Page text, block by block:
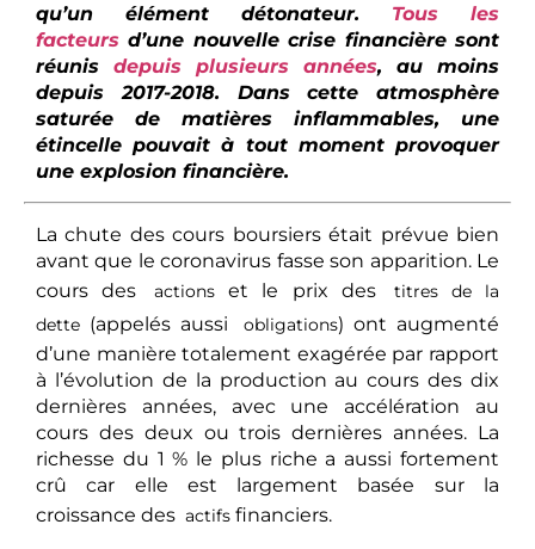
qu’un élément détonateur. Tous les
facteurs d’une nouvelle crise financière sont
réunis depuis plusieurs années, au moins
depuis 2017-2018. Dans cette atmosphère
saturée de matières inflammables, une
étincelle pouvait à tout moment provoquer
une explosion financière.
La chute des cours boursiers était prévue bien
avant que le coronavirus fasse son apparition. Le
cours des
actions et le prix des
titres de la
dette (appelés aussi obligations) ont augmenté
d’une manière totalement exagérée par rapport
à l’évolution de la production au cours des dix
dernières années, avec une accélération au
cours des deux ou trois dernières années. La
richesse du 1 % le plus riche a aussi fortement
crû car elle est largement basée sur la
croissance des actifs financiers.